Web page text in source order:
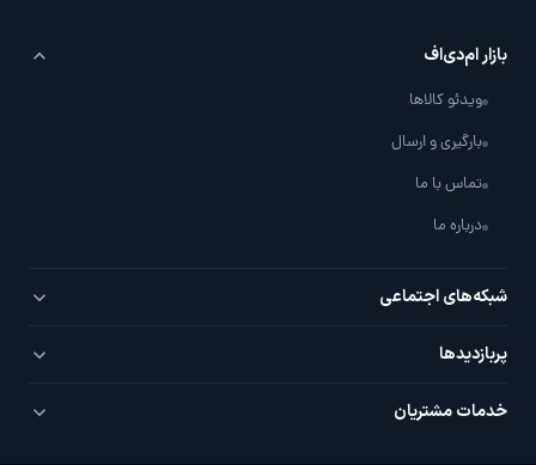
بازار ام‌دی‌اف
ویدئو کالاها
بارگیری و ارسال
تماس با ما
درباره ما
شبکه‌های اجتماعی
تلگرام
پربازدید‌ها
PVC سفید
خدمات مشتریان